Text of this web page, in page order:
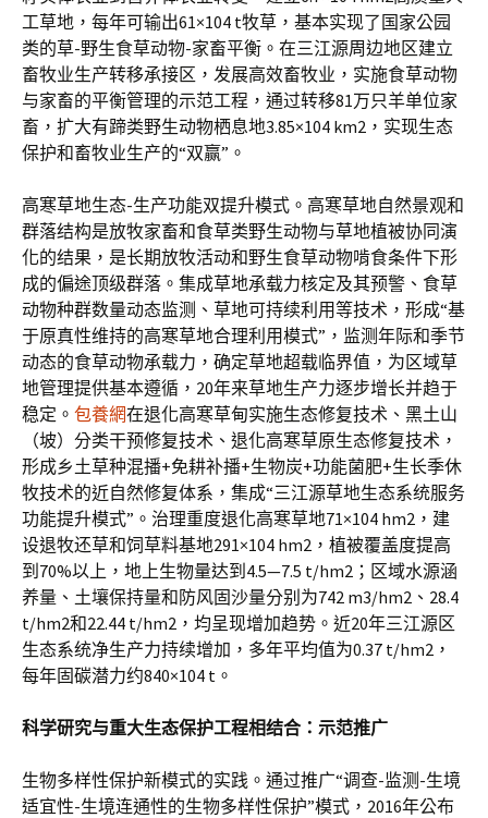
工草地，每年可输出61×104 t牧草，基本实现了国家公园
类的草-野生食草动物-家畜平衡。在三江源周边地区建立
畜牧业生产转移承接区，发展高效畜牧业，实施食草动物
与家畜的平衡管理的示范工程，通过转移81万只羊单位家
畜，扩大有蹄类野生动物栖息地3.85×104 km2，实现生态
保护和畜牧业生产的“双赢”。
高寒草地生态-生产功能双提升模式。高寒草地自然景观和
群落结构是放牧家畜和食草类野生动物与草地植被协同演
化的结果，是长期放牧活动和野生食草动物啃食条件下形
成的偏途顶级群落。集成草地承载力核定及其预警、食草
动物种群数量动态监测、草地可持续利用等技术，形成“基
于原真性维持的高寒草地合理利用模式”，监测年际和季节
动态的食草动物承载力，确定草地超载临界值，为区域草
地管理提供基本遵循，20年来草地生产力逐步增长并趋于
稳定。 包養網在退化高寒草甸实施生态修复技术、黑土山
（坡）分类干预修复技术、退化高寒草原生态修复技术，
形成乡土草种混播+免耕补播+生物炭+功能菌肥+生长季休
牧技术的近自然修复体系，集成“三江源草地生态系统服务
功能提升模式”。治理重度退化高寒草地71×104 hm2，建
设退牧还草和饲草料基地291×104 hm2，植被覆盖度提高
到70%以上，地上生物量达到4.5—7.5 t/hm2；区域水源涵
养量、土壤保持量和防风固沙量分别为742 m3/hm2、28.4
t/hm2和22.44 t/hm2，均呈现增加趋势。近20年三江源区
生态系统净生产力持续增加，多年平均值为0.37 t/hm2，
每年固碳潜力约840×104 t。
科学研究与重大生态保护工程相结合：示范推广
生物多样性保护新模式的实践。通过推广“调查-监测-生境
适宜性-生境连通性的生物多样性保护”模式，2016年公布